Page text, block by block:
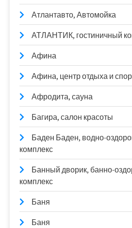
Атлантавто, Автомойка
АТЛАНТИК, гостиничный
Афина
Афина, центр отдыха и
Афродита, сауна
Багира, салон красоты
Баден Баден, водно-
комплекс
Банный дворик, банно-
комплекс
Баня
Баня